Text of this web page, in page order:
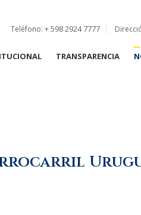
Teléfono: + 598 2924 7777
TRANSPARENCIA